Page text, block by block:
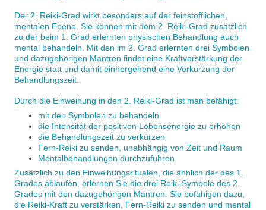
Der 2. Reiki-Grad wirkt besonders auf der feinstofflichen,
mentalen Ebene. Sie können mit dem 2. Reiki-Grad zusätzlich
zu der beim 1. Grad erlernten physischen Behandlung auch
mental behandeln. Mit den im 2. Grad erlernten drei Symbolen
und dazugehörigen Mantren findet eine Kraftverstärkung der
Energie statt und damit einhergehend eine Verkürzung der
Behandlungszeit.
Durch die Einweihung in den 2. Reiki-Grad ist man befähigt:
mit den Symbolen zu behandeln
die Intensität der positiven Lebensenergie zu erhöhen
die Behandlungszeit zu verkürzen
Fern-Reiki zu senden, unabhängig von Zeit und Raum
Mentalbehandlungen durchzuführen
Zusätzlich zu den Einweihungsritualen, die ähnlich der des 1.
Grades ablaufen, erlernen Sie die drei Reiki-Symbole des 2.
Grades mit den dazugehörigen Mantren. Sie befähigen dazu,
die Reiki-Kraft zu verstärken, Fern-Reiki zu senden und mental